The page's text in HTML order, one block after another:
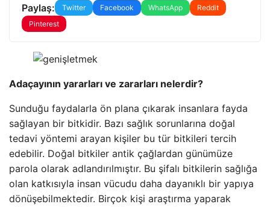
Paylaş: Twitter Facebook WhatsApp
Reddit
Pinterest
Adaçayının yararları ve zararları nelerdir?
Sunduğu faydalarla ön plana çıkarak insanlara fayda
sağlayan bir bitkidir. Bazı sağlık sorunlarına doğal
tedavi yöntemi arayan kişiler bu tür bitkileri tercih
edebilir. Doğal bitkiler antik çağlardan günümüze
parola olarak adlandırılmıştır. Bu şifalı bitkilerin sağlığa
olan katkısıyla insan vücudu daha dayanıklı bir yapıya
dönüşebilmektedir. Birçok kişi araştırma yaparak